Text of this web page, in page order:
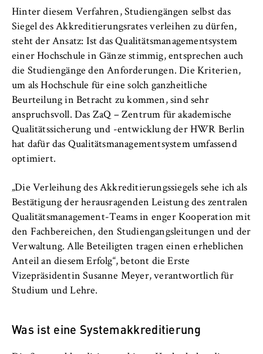
Hinter diesem Verfahren, Studiengängen selbst das
Siegel des Akkreditierungsrates verleihen zu dürfen,
steht der Ansatz: Ist das Qualitätsmanagementsystem
einer Hochschule in Gänze stimmig, entsprechen auch
die Studiengänge den Anforderungen. Die Kriterien,
um als Hochschule für eine solch ganzheitliche
Beurteilung in Betracht zu kommen, sind sehr
anspruchsvoll. Das ZaQ – Zentrum für akademische
Qualitätssicherung und -entwicklung der HWR Berlin
hat dafür das Qualitätsmanagementsystem umfassend
optimiert.
„Die Verleihung des Akkreditierungssiegels sehe ich als
Bestätigung der herausragenden Leistung des zentralen
Qualitätsmanagement-Teams in enger Kooperation mit
den Fachbereichen, den Studiengangsleitungen und der
Verwaltung. Alle Beteiligten tragen einen erheblichen
Anteil an diesem Erfolg“, betont die Erste
Vizepräsidentin Susanne Meyer, verantwortlich für
Studium und Lehre.
Was ist eine Systemakkreditierung
Cookie Laufzeit:
bis zu 13 Monate